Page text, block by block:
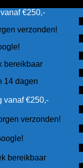
€250,-
verzonden!
bereikbaar
14 dagen
vanaf €250,-
verzonden!
bereikbaar